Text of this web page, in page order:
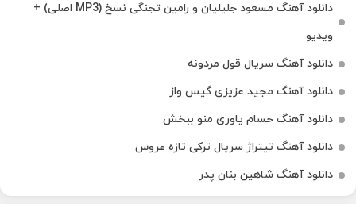
دانلود آهنگ مسعود جلیلیان و رامین تجنگی نسخ (MP3 اصلی) +
ویدیو
دانلود آهنگ سریال قول مردونه
دانلود آهنگ مجید عزیزی گیس واز
دانلود آهنگ حسام یاوری منو ببخش
دانلود آهنگ تیتراژ سریال ترکی تازه عروس
دانلود آهنگ شاهین بنان پدر